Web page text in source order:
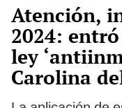
Atención,
2024:
ley
Carolina